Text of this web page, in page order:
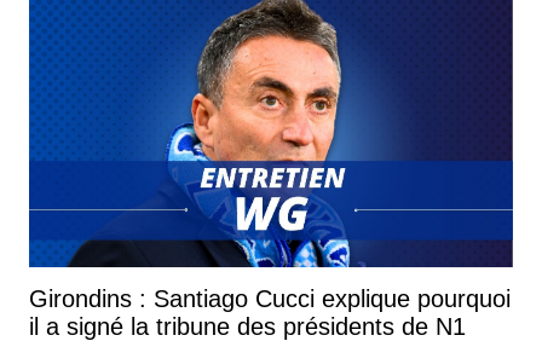
Girondins : Santiago Cucci explique pourquoi
il a signé la tribune des présidents de N1